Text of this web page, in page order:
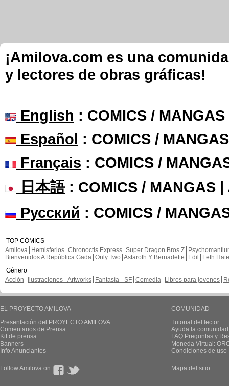
¡Amilova.com es una
y lectores de obras gráficas!
English : COMICS /
Español : COMICS /
Français : COMICS /
日本語: COMICS / MANGAS |
Русский : COMICS /
TOP CÓMICS
Amilova
Hemisferios Chronoctis Express Super Dragon Bros Z
Bienvenidos A República Gada Only Two Astaroth Y Bernadette Edil
Leth Hate
Género
Acción
Ilustraciones - Artworks Fantasía - SF Comedia Libros para jovenes
EL PROYECTO AMILOVA
Presentación del PROYECTO AMILOVA
Comentarios de Prensa
Kit de prensa
Banners
Info Anunciantes
COMUNIDAD
Tutorial del lector
Ayuda la
FAQ.Preguntas y
Moneda Virtual:
Condiciones de uso
Follow Amilova on Mapa del sitio